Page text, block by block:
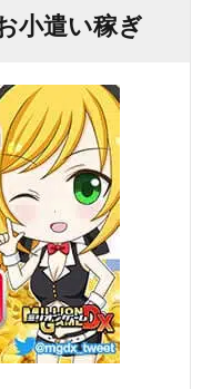
小遣い稼ぎ